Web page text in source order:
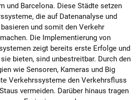
und Barcelona. Diese Städte setzen
die auf Datenanalyse und
und somit den Verkehr
Die Implementierung von
zeigt bereits erste Erfolge und
bieten, sind unbestreitbar. Durch den
wie Sensoren, Kameras und Big
Verkehrssysteme den Verkehrsfluss
vermeiden. Darüber hinaus tragen